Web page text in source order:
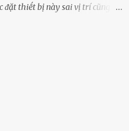
ᵭặt thiḗt bị này sai vị trí cũng là